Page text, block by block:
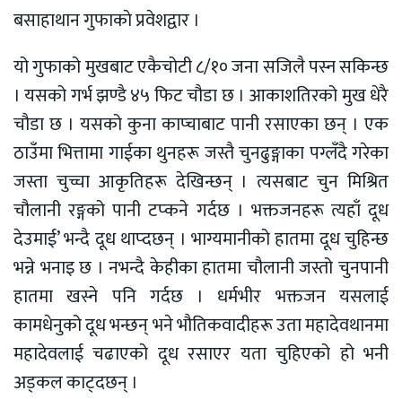
बसाहाथान गुफाकाे प्रवेशद्वार ।
यो गुफाको मुखबाट एकैचोटी ८/१० जना सजिलै पस्न सकिन्छ
। यसको गर्भ झण्डै ४५ फिट चौडा छ । आकाशतिरको मुख धेरै
चौडा छ । यसको कुना काप्चाबाट पानी रसाएका छन् । एक
ठाउँमा भित्तामा गाईका थुनहरू जस्तै चुनढुङ्गाका पग्लँदै गरेका
जस्ता चुच्चा आकृतिहरू देखिन्छन् । त्यसबाट चुन मिश्रित
चौलानी रङ्गको पानी टप्कने गर्दछ । भक्तजनहरू त्यहाँ दूध
देउमाई’ भन्दै दूध थाप्दछन् । भाग्यमानीको हातमा दूध चुहिन्छ
भन्ने भनाइ छ । नभन्दै केहीका हातमा चौलानी जस्तो चुनपानी
हातमा खस्ने पनि गर्दछ । धर्मभीर भक्तजन यसलाई
कामधेनुको दूध भन्छन् भने भौतिकवादीहरू उता महादेवथानमा
महादेवलाई चढाएको दूध रसाएर यता चुहिएको हो भनी
अड्कल काट्दछन् ।